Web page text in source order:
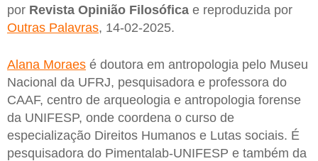
por Revista Opinião Filosófica e reproduzida por
Outras Palavras, 14-02-2025.
Alana Moraes é doutora em antropologia pelo Museu
Nacional da UFRJ, pesquisadora e professora do
CAAF, centro de arqueologia e antropologia forense
da UNIFESP, onde coordena o curso de
especialização Direitos Humanos e Lutas sociais. É
pesquisadora do Pimentalab-UNIFESP e também da